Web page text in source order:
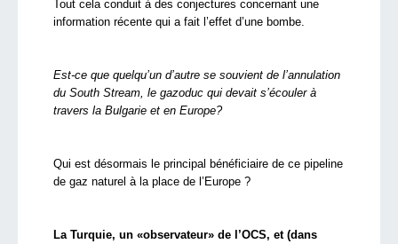
Tout cela conduit à des conjectures concernant une
information récente qui a fait l’effet d’une bombe.
Est-ce que quelqu’un d’autre se souvient de l’annulation
du South Stream, le gazoduc qui devait s’écouler à
travers la Bulgarie et en Europe?
Qui est désormais le principal bénéficiaire de ce pipeline
de gaz naturel à la place de l’Europe ?
La Turquie, un «observateur» de l’OCS, et (dans